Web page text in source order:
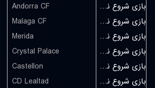
Andorra CF بازی شروع نشده است
Malaga CF بازی شروع نشده است
Merida بازی شروع نشده است
Crystal Palace بازی شروع نشده است
Castellon بازی شروع نشده است
CD Lealtad بازی شروع نشده است